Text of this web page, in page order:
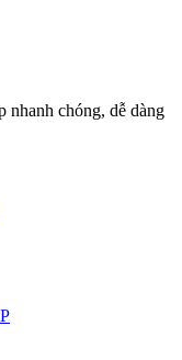
nhanh chóng, dễ dàng